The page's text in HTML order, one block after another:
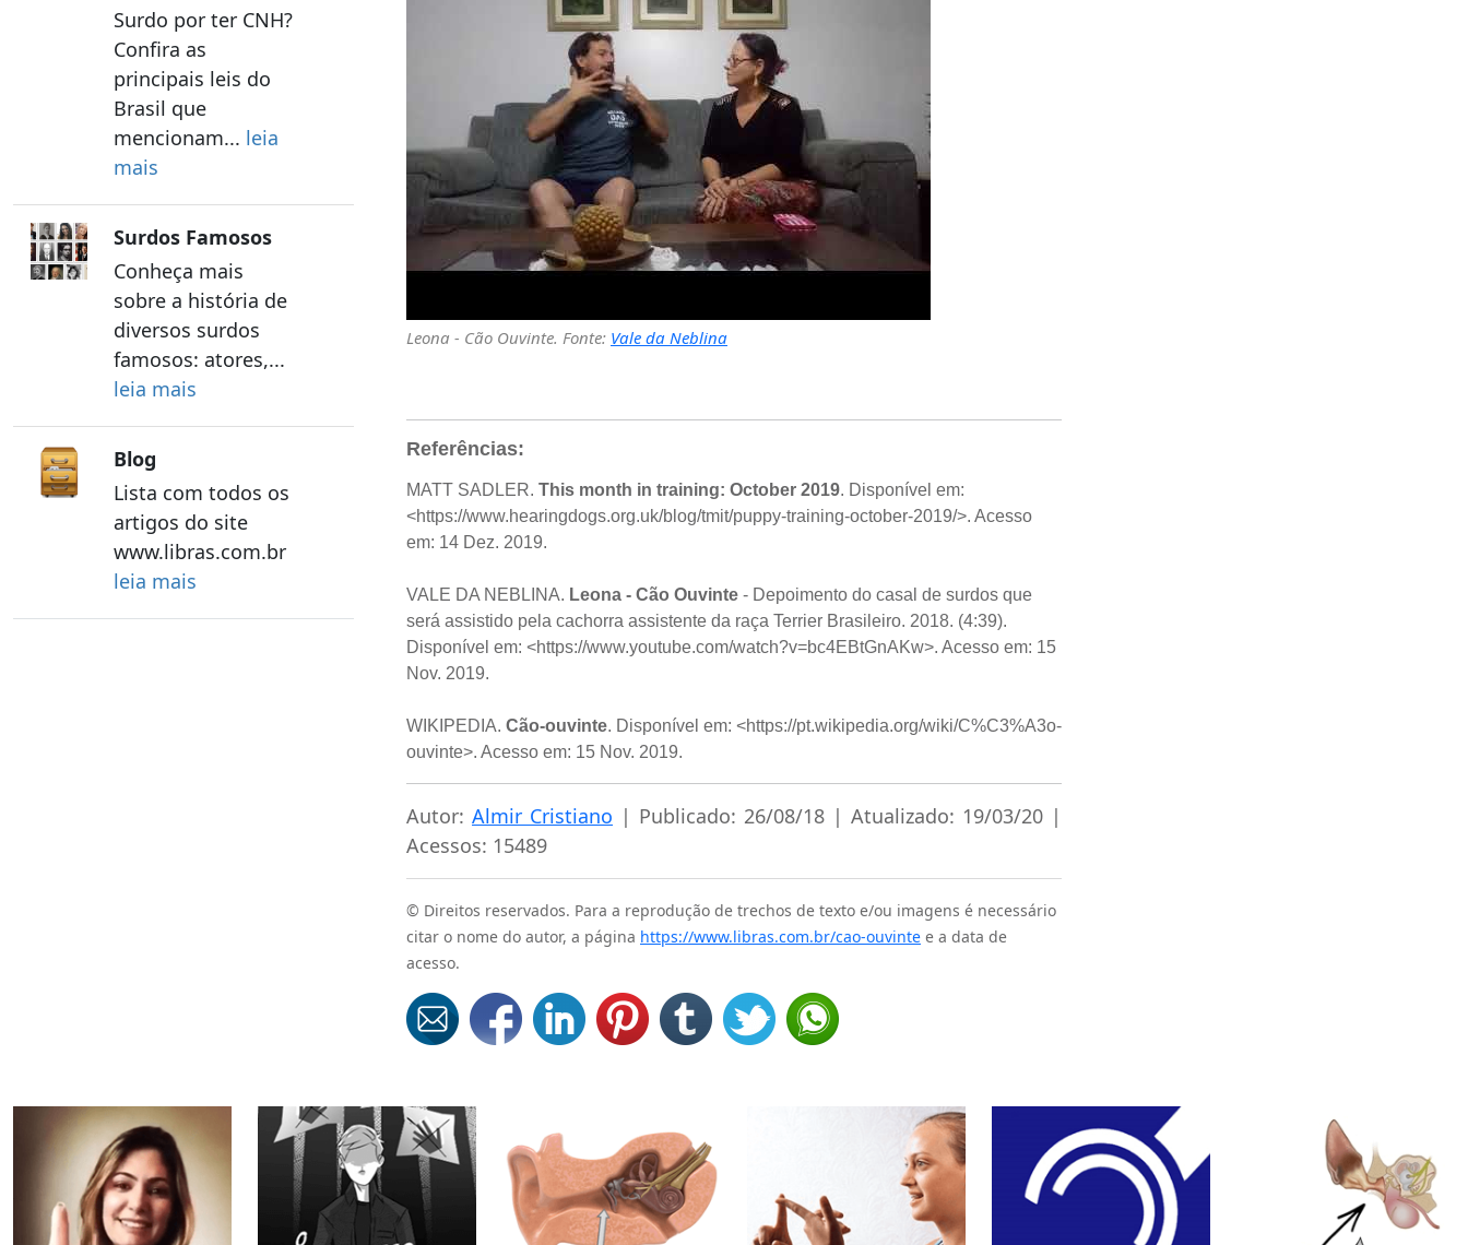
Surdo por ter CNH?
Confira as
principais leis do
Brasil que
mencionam... leia
mais
Surdos Famosos
Conheça mais
sobre a história de
diversos surdos
famosos: atores,...
leia mais
Blog
Lista com todos os
artigos do site
www.libras.com.br
leia mais
Leona - Cão Ouvinte. Fonte: Vale da Neblina
Referências:
MATT SADLER. This month in training: October 2019. Disponível em:
<https://www.hearingdogs.org.uk/blog/tmit/puppy-training-october-2019/>. Acesso
em: 14 Dez. 2019.
VALE DA NEBLINA. Leona - Cão Ouvinte - Depoimento do casal de surdos que
será assistido pela cachorra assistente da raça Terrier Brasileiro. 2018. (4:39).
Disponível em: <https://www.youtube.com/watch?v=bc4EBtGnAKw>. Acesso em: 15
Nov. 2019.
WIKIPEDIA. Cão-ouvinte. Disponível em: <https://pt.wikipedia.org/wiki/C%C3%A3o-
ouvinte>. Acesso em: 15 Nov. 2019.
Autor: Almir Cristiano | Publicado: 26/08/18 | Atualizado: 19/03/20 |
Acessos: 15489
© Direitos reservados. Para a reprodução de trechos de texto e/ou imagens é necessário
citar o nome do autor, a página https://www.libras.com.br/cao-ouvinte e a data de
acesso.